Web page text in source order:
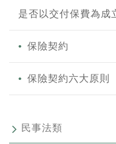
是否以交付保費為成
保險契約
保險契約六大原則
民事法類